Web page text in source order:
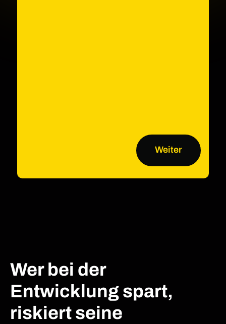
Weiter
Wer bei der
Entwicklung spart,
riskiert seine